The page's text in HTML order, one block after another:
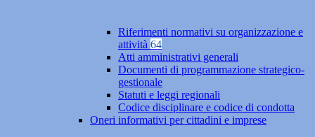
Riferimenti normativi su organizzazione e
attività 64
Atti amministrativi generali
Documenti di programmazione strategico-
gestionale
Statuti e leggi regionali
Codice disciplinare e codice di condotta
Oneri informativi per cittadini e imprese